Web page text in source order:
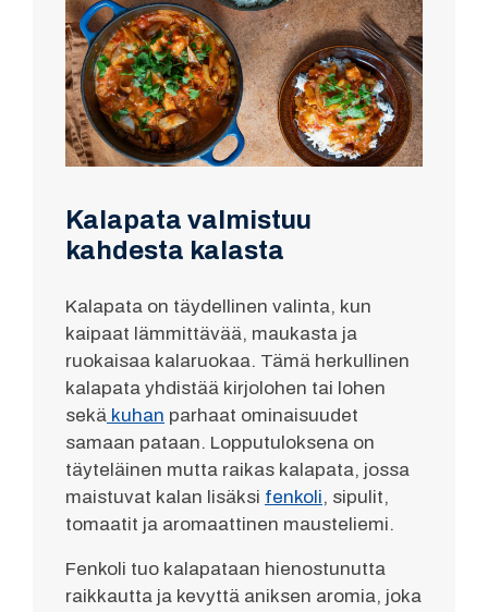
Kalapata valmistuu
kahdesta kalasta
Kalapata on täydellinen valinta, kun
kaipaat lämmittävää, maukasta ja
ruokaisaa kalaruokaa. Tämä herkullinen
kalapata yhdistää kirjolohen tai lohen
sekä kuhan parhaat ominaisuudet
samaan pataan. Lopputuloksena on
täyteläinen mutta raikas kalapata, jossa
maistuvat kalan lisäksi fenkoli, sipulit,
tomaatit ja aromaattinen mausteliemi.
Fenkoli tuo kalapataan hienostunutta
raikkautta ja kevyttä aniksen aromia, joka